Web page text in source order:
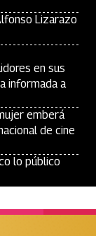
Lizarazo
en sus
informada a
emberá
de cine
lo público